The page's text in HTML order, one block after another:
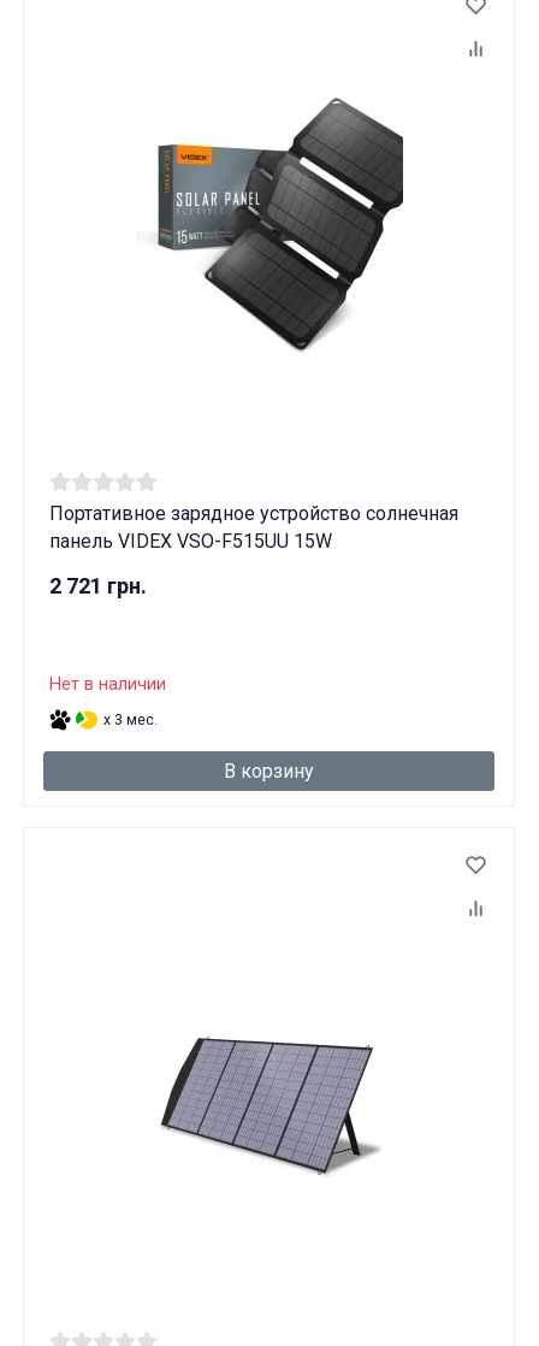
Портативное зарядное устройство солнечная
панель VIDEX VSO-F515UU 15W
2 721 грн.
Нет в наличии
x 3 мес.
В корзину
Данные товары продаются лицам,
достигшим 18 лет!